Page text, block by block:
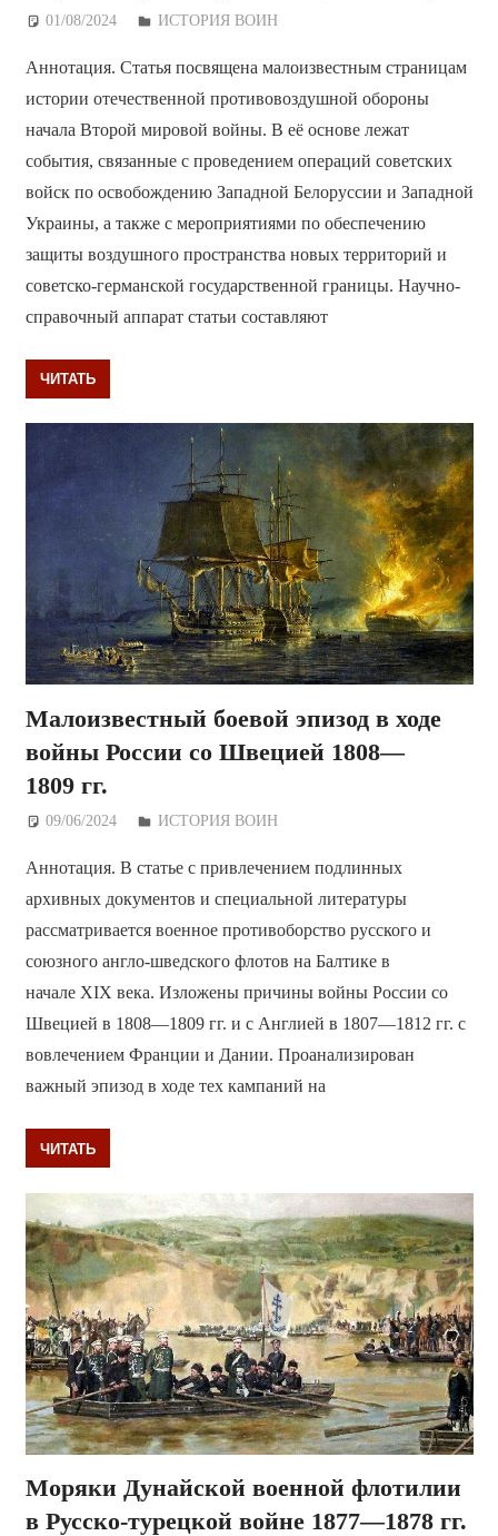
01/08/2024 Дежурный по Редакции
ИСТОРИЯ ВОИН
Аннотация. Статья посвящена малоизвестным страницам
истории отечественной противовоздушной обороны
начала Второй мировой войны. В её основе лежат
события, связанные с проведением операций советских
войск по освобождению Западной Белоруссии и Западной
Украины, а также с мероприятиями по обеспечению
защиты воздушного пространства новых территорий и
советско-германской государственной границы. Научно-
справочный аппарат статьи составляют
ЧИТАТЬ
Малоизвестный боевой эпизод в ходе
войны России со Швецией 1808—
1809 гг.
09/06/2024 Дежурный по Редакции
ИСТОРИЯ ВОИН
Аннотация. В статье с привлечением подлинных
архивных документов и специальной литературы
рассматривается военное противоборство русского и
союзного англо-шведского флотов на Балтике в
начале XIX века. Изложены причины войны России со
Швецией в 1808—1809 гг. и с Англией в 1807—1812 гг. с
вовлечением Франции и Дании. Проанализирован
важный эпизод в ходе тех кампаний на
ЧИТАТЬ
Моряки Дунайской военной флотилии
в Русско-турецкой войне 1877—1878 гг.